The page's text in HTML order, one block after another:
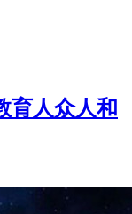
育人众人和